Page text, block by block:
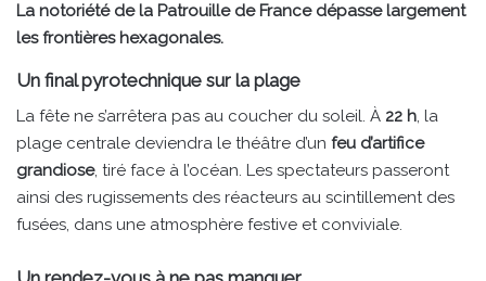
La notoriété de la Patrouille de France dépasse largement
les frontières hexagonales.
Un final pyrotechnique sur la plage
La fête ne s’arrêtera pas au coucher du soleil. À 22 h, la
plage centrale deviendra le théâtre d’un feu d’artifice
grandiose, tiré face à l’océan. Les spectateurs passeront
ainsi des rugissements des réacteurs au scintillement des
fusées, dans une atmosphère festive et conviviale.